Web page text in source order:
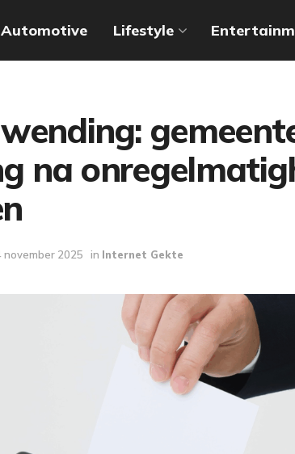
Automotive Lifestyle
na
november 2025 in Internet Gekte